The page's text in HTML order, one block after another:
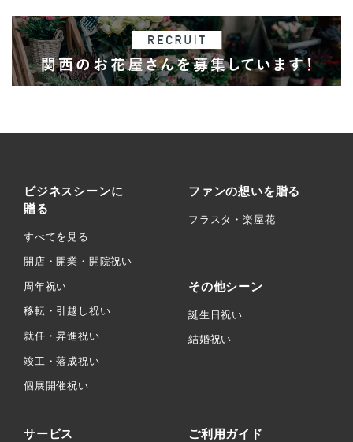
ビジネスシーンに
贈る
すべてを見る
開店・開業・開院祝い
周年祝い
移転・引越し祝い
就任・昇進祝い
竣工・落成祝い
個展開催祝い
ファンの想いを贈る
フラスタ・楽屋花
その他シーン
誕生日祝い
結婚祝い
サービス ご利用ガイド